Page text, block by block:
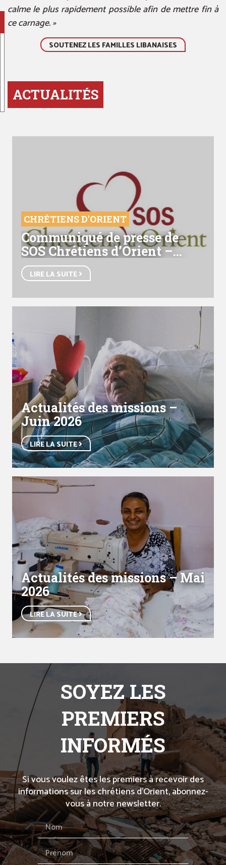
calme le plus rapidement possible afin de mettre fin à
ce carnage. »
SOUTENEZ LES FAMILLES LIBANAISES
ACTUALITÉS
CHRÉTIENS D'ORIENT
Communiqué de presse de
SOS Chrétiens d’Orient –
« Monsieur le Président,
n’oubliez pas les chrétiens
LIRE LA SUITE
Actualités des missions –
Juin 2026
LIRE LA SUITE
Actualités des missions – Mai
2026
LIRE LA SUITE
SOYEZ LES
PREMIERS
INFORMÉS
Si vous voulez êtes les premiers à recevoir des
informations sur les chrétiens d’Orient, abonnez-
vous à notre newsletter.